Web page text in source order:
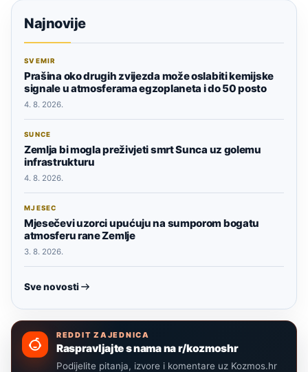
Najnovije
SVEMIR
Prašina oko drugih zvijezda može oslabiti kemijske
signale u atmosferama egzoplaneta i do 50 posto
4. 8. 2026.
SUNCE
Zemlja bi mogla preživjeti smrt Sunca uz golemu
infrastrukturu
4. 8. 2026.
MJESEC
Mjesečevi uzorci upućuju na sumporom bogatu
atmosferu rane Zemlje
3. 8. 2026.
Sve novosti
REDDIT ZAJEDNICA
Raspravljajte s nama na r/kozmoshr
Podijelite pitanja, izvore i komentare uz Kozmos.hr